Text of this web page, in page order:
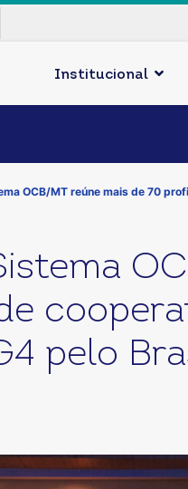
Institucional
OCB/MT reúne mais de 70
pelo